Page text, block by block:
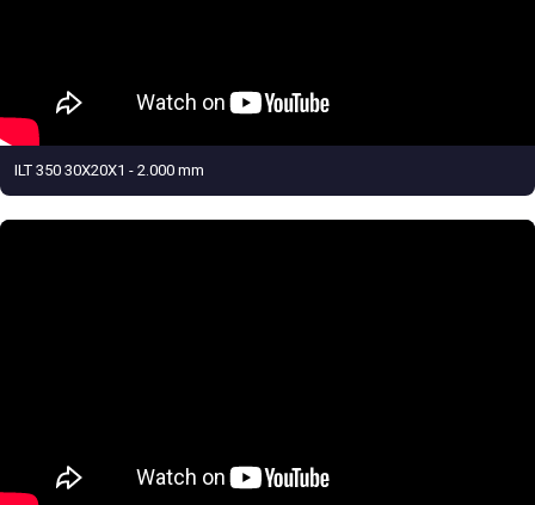
ILT 350 30X20X1 - 2.000 mm